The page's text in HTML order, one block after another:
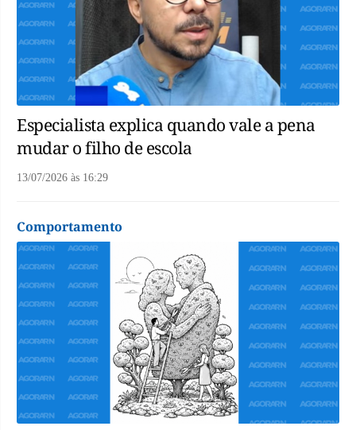
Especialista explica quando vale a pena
mudar o filho de escola
13/07/2026 às 16:29
Comportamento